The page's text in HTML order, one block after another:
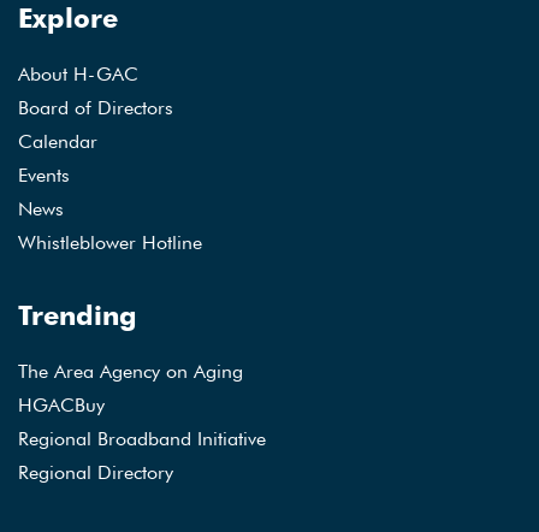
Explore
About H-GAC
Board of Directors
Calendar
Events
News
Whistleblower Hotline
Trending
The Area Agency on Aging
HGACBuy
Regional Broadband Initiative
Regional Directory